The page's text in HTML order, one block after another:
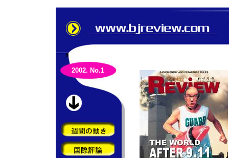
2002. No.1